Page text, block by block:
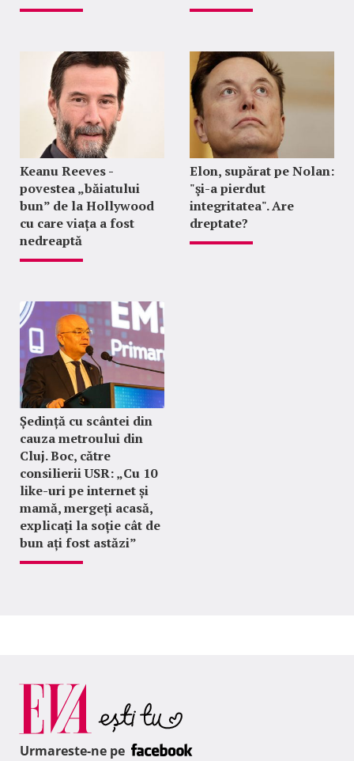
Keanu Reeves -
povestea „băiatului
bun” de la Hollywood
cu care viața a fost
nedreaptă
Elon, supărat pe Nolan:
"şi-a pierdut
integritatea". Are
dreptate?
Ședință cu scântei din
cauza metroului din
Cluj. Boc, către
consilierii USR: „Cu 10
like-uri pe internet și
mamă, mergeți acasă,
explicați la soție cât de
bun ați fost astăzi”
Urmareste-ne pe